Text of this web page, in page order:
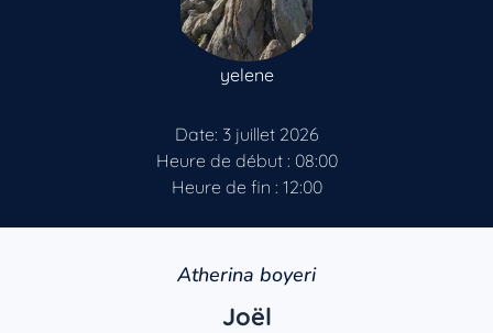
yelene
Date: 3 juillet 2026
Heure de début : 08:00
Heure de fin : 12:00
Atherina boyeri
Joël